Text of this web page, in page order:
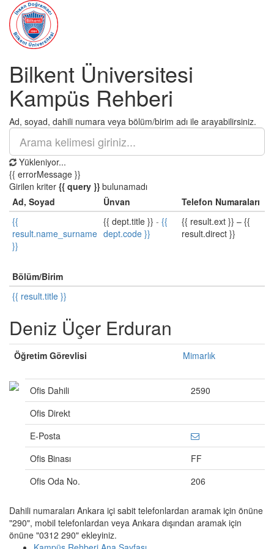
Bilkent Üniversitesi
Kampüs Rehberi
Ad, soyad, dahili numara veya bölüm/birim adı ile arayabilirsiniz.
Yükleniyor...
{{ errorMessage }}
Girilen kriter {{ query }} bulunamadı
Ad, Soyad
Ünvan
Telefon Numaraları
{{
result.name_surname
}}
{{ dept.title }} - {{
dept.code }}
{{ result.ext }} – {{
result.direct }}
Bölüm/Birim
{{ result.title }}
Deniz Üçer Erduran
Öğretim Görevlisi Mimarlık
Ofis Dahili
2590
Ofis Direkt
E-Posta
Ofis Binası
FF
Ofis Oda No.
206
Dahili numaraları Ankara içi sabit telefonlardan aramak için önüne
"290", mobil telefonlardan veya Ankara dışından aramak için
önüne "0312 290" ekleyiniz.